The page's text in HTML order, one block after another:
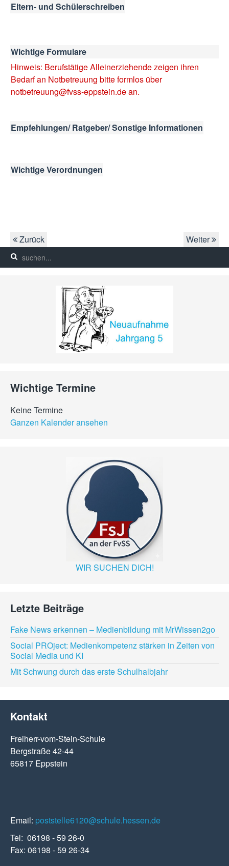
Eltern- und Schülerschreiben
Wichtige Formulare
Hinweis: Berufstätige Alleinerziehende zeigen ihren
Bedarf an Notbetreuung bitte formlos über
notbetreuung@fvss-eppstein.dean.
Empfehlungen/ Ratgeber/ Sonstige Informationen
Wichtige Verordnungen
Zurück Weiter
Wichtige Termine
Keine Termine
Ganzen Kalender ansehen
WIR SUCHEN DICH!
Letzte Beiträge
Fake News erkennen – Medienbildung mit MrWissen2go
Social PROject: Medienkompetenz stärken in Zeiten von
Social Media und KI
Mit Schwung durch das erste Schulhalbjahr
Kontakt
Freiherr-vom-Stein-Schule
Bergstraße 42-44
65817 Eppstein
Email: poststelle6120@schule.hessen.de
Tel: 06198 - 59 26-0
Fax: 06198 - 59 26-34